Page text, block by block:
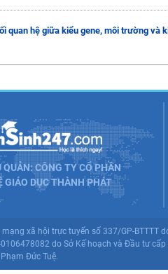
quan hệ giữa kiểu gene, môi trường và
QUẢN: CÔNG TY CỔ PHẦN
GIÁO DỤC THÀNH PHÁT
xã hội trực tuyến số 337/GP-BTTTT
0106478082 do Sở Kế hoạch và Đầu tư
Đức Tuệ.